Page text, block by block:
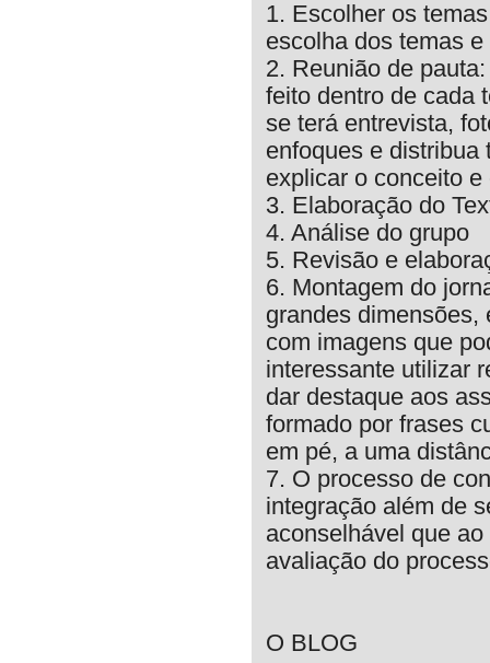
1. Escolher os
escolha dos temas
2. Reunião de
feito dentro de cada
se terá entrevista,
enfoques e distribua
explicar o conceito
3. Elaboração do
4. Análise do grupo
5. Revisão e
6. Montagem do
grandes dimensões,
com imagens que
interessante utilizar
dar destaque aos
formado por frases
em pé, a uma
7. O processo de
integração além de
aconselhável que
avaliação do
O BLOG